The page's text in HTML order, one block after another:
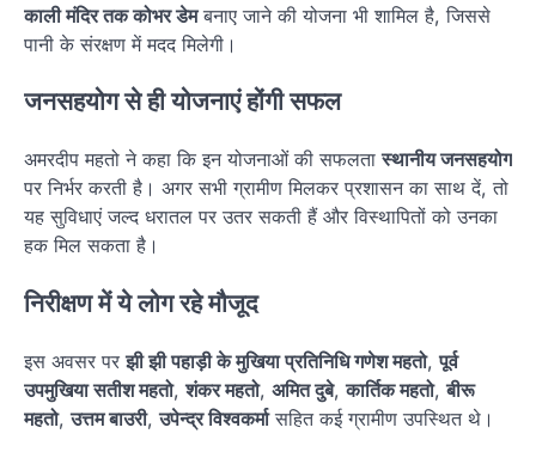
काली मंदिर तक कोभर डेमबनाए जाने की योजना भी शामिल है, जिससे
पानी के संरक्षण में मदद मिलेगी।
जनसहयोग से ही योजनाएं होंगी सफल
अमरदीप महतो ने कहा कि इन योजनाओं की सफलतास्थानीय जनसहयोग
पर निर्भर करती है। अगर सभी ग्रामीण मिलकर प्रशासन का साथ दें, तो
यह सुविधाएं जल्द धरातल पर उतर सकती हैं और विस्थापितों को उनका
हक मिल सकता है।
निरीक्षण में ये लोग रहे मौजूद
इस अवसर परझी झी पहाड़ी के मुखिया प्रतिनिधि गणेश महतो,पूर्व
उपमुखिया सतीश महतो,शंकर महतो, अमित दुबे,कार्तिक महतो,बीरू
महतो,उत्तम बाउरी,उपेन्द्र विश्वकर्मासहित कई ग्रामीण उपस्थित थे।